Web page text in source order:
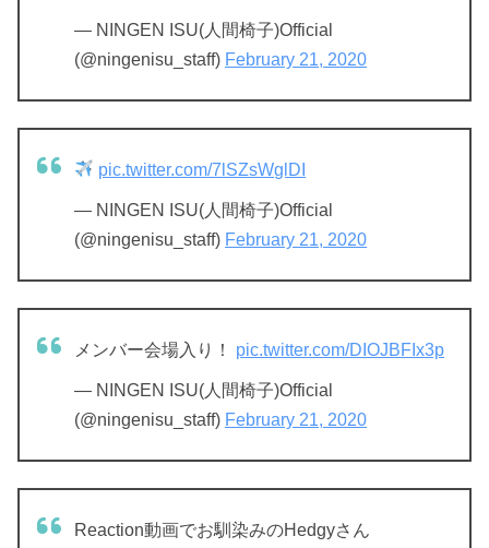
— NINGEN ISU(人間椅子)Official
(@ningenisu_staff) February 21, 2020
pic.twitter.com/7lSZsWglDI
— NINGEN ISU(人間椅子)Official
(@ningenisu_staff) February 21, 2020
メンバー会場入り！ pic.twitter.com/DIOJBFIx3p
— NINGEN ISU(人間椅子)Official
(@ningenisu_staff) February 21, 2020
Reaction動画でお馴染みのHedgyさん